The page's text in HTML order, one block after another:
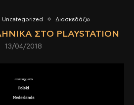
Uncategorized Διασκεδάζω
ΣΤΟ PLAYSTATION
13/04/2018